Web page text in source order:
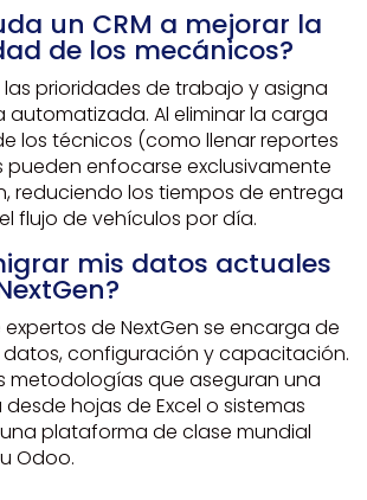
un CRM a mejorar la
de los mecánicos?
las prioridades de trabajo y asigna
automatizada. Al eliminar la carga
los técnicos (como llenar reportes
pueden enfocarse exclusivamente
reduciendo los tiempos de entrega
flujo de vehículos por día.
mis datos actuales
expertos de NextGen se encarga de
configuración y capacitación.
metodologías que aseguran una
hojas de Excel o sistemas
plataforma de clase mundial
Odoo.